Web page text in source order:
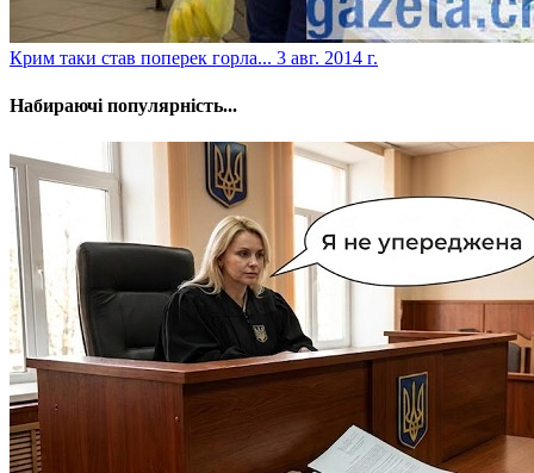
Крим таки став поперек горла... 3 авг. 2014 г.
Набираючі популярність...